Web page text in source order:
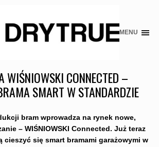
MENU
WIŚNIOWSKI CONNECTED –
SMART W STANDARDZIE
bram wprowadza na rynek nowe,
– WIŚNIOWSKI Connected. Już teraz
cieszyć się smart bramami garażowymi w